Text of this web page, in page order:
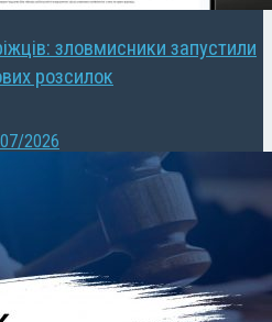
зловмисники запустили
розсилок
2026